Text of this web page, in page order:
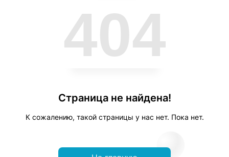
404
Страница не найдена!
К сожалению, такой страницы у нас нет. Пока нет.